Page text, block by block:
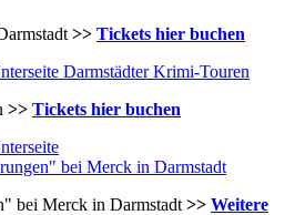
>> Tickets hier buchen
>> Tickets hier buchen
bei Merck in Darmstadt >> Weitere